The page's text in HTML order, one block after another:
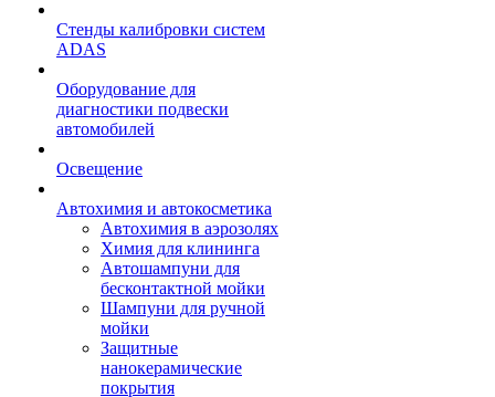
Стенды калибровки систем
ADAS
Оборудование для
диагностики подвески
автомобилей
Освещение
Автохимия и автокосметика
Автохимия в аэрозолях
Химия для клининга
Автошампуни для
бесконтактной мойки
Шампуни для ручной
мойки
Защитные
нанокерамические
покрытия